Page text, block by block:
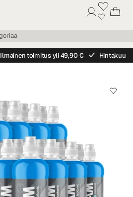
Ilmainen toimitus yli 49,90 € Hintakuu